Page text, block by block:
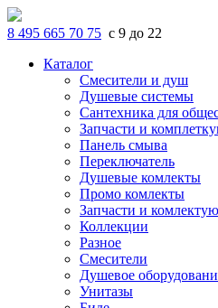
8 495 665 70 75 с 9 до 22
Каталог
Смесители и душ
Душевые системы
Сантехника для
Запчасти и
Панель смыва
Переключатель
Душевые комлекты
Промо комлекты
Запчасти и
Коллекции
Разное
Смесители
Душевое
Унитазы